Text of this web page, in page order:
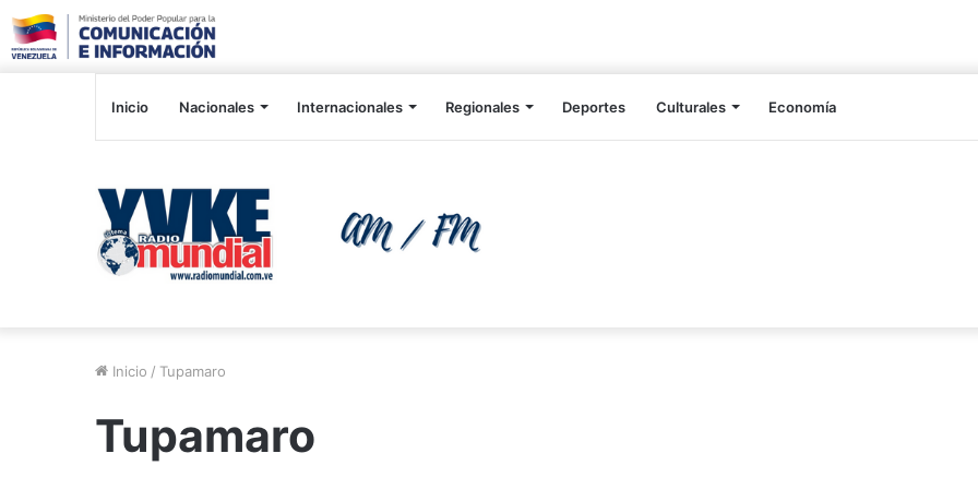
Inicio Nacionales Internacionales Regionales Deportes Culturales Economía
Inicio / Tupamaro
Tupamaro